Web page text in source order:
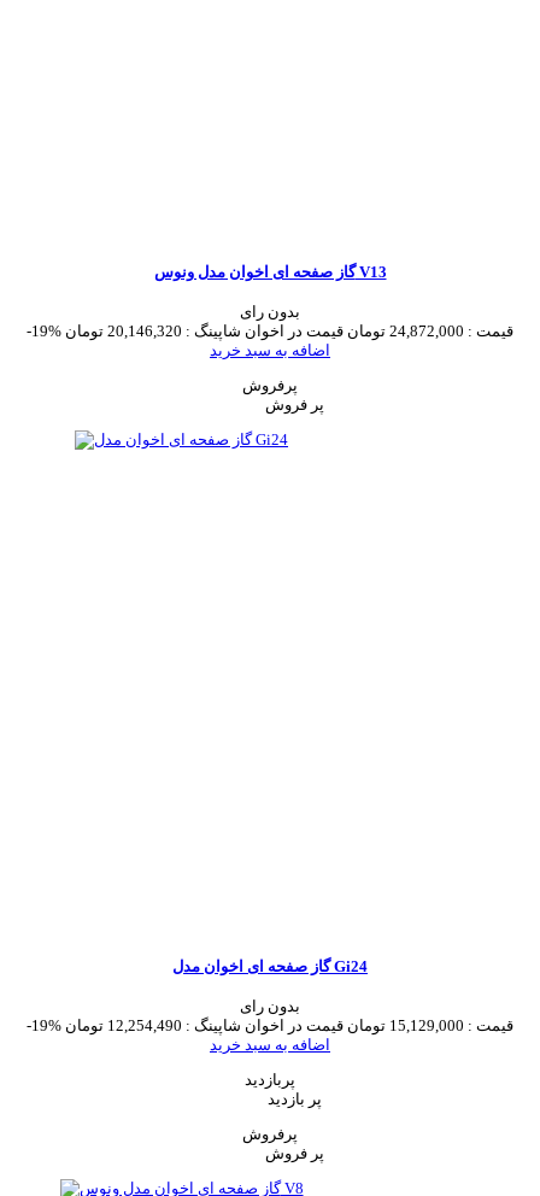
گاز صفحه ای اخوان مدل ونوس V13
بدون رای
-19%
قیمت : 24,872,000 تومان قیمت در اخوان شاپینگ : 20,146,320 تومان
اضافه به سبد خرید
پرفروش
گاز صفحه ای اخوان مدل Gi24
بدون رای
-19%
قیمت : 15,129,000 تومان قیمت در اخوان شاپینگ : 12,254,490 تومان
اضافه به سبد خرید
پربازدید
پر بازدید
پرفروش